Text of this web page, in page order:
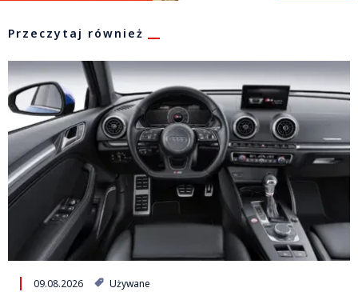
Przeczytaj również
09.08.2026 Używane